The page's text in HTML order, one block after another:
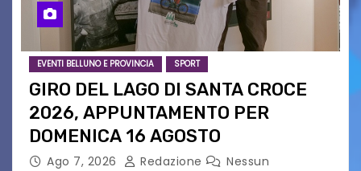
EVENTI BELLUNO E PROVINCIA SPORT
GIRO DEL LAGO DI SANTA CROCE
2026, APPUNTAMENTO PER
DOMENICA 16 AGOSTO
Ago 7, 2026 Redazione
Nessun